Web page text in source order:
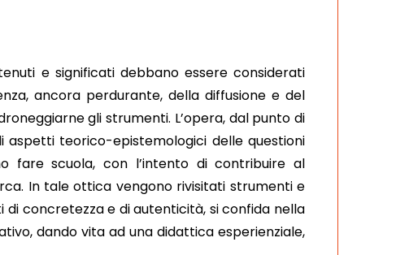
e significati debbano essere considerati
ancora perdurante, della diffusione e del
gli strumenti. L’opera, dal punto di
aspetti teorico-epistemologici delle questioni
fare scuola, con l’intento di contribuire al
In tale ottica vengono rivisitati strumenti e
concretezza e di autenticità, si confida nella
dando vita ad una didattica esperienziale,